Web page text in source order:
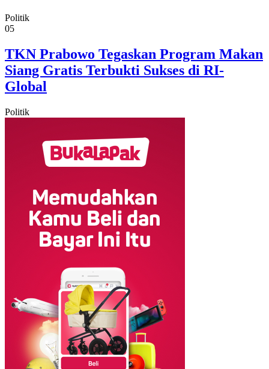
Politik
05
TKN Prabowo Tegaskan Program Makan
Siang Gratis Terbukti Sukses di RI-
Global
Politik